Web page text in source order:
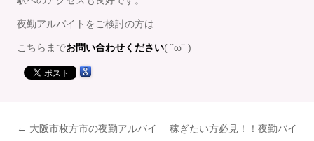
夜勤アルバイトをご検討の方は
こちら までお問い合わせください( ˘ω˘ )
投
← 大阪市枚方市の夜勤アルバイ
稼ぎたい方必見！！夜勤バイ